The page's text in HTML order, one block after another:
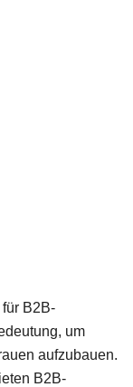
B2B-
um
aufzubauen.
B2B-